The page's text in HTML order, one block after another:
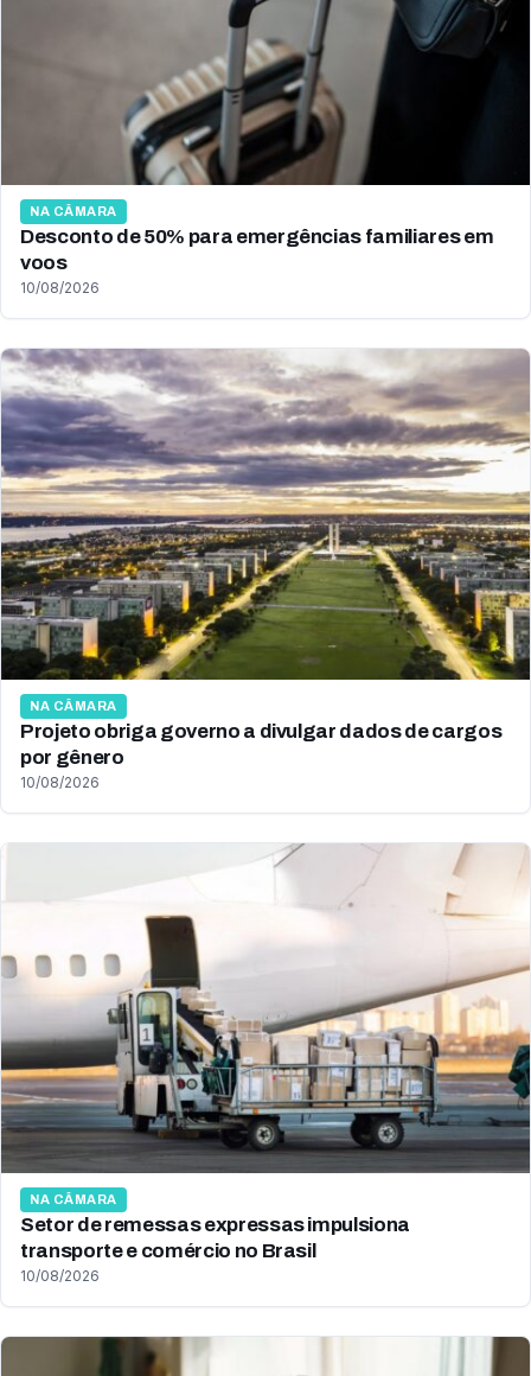
NA CÂMARA
Desconto de 50% para emergências familiares em
voos
10/08/2026
NA CÂMARA
Projeto obriga governo a divulgar dados de cargos
por gênero
10/08/2026
NA CÂMARA
Setor de remessas expressas impulsiona
transporte e comércio no Brasil
10/08/2026